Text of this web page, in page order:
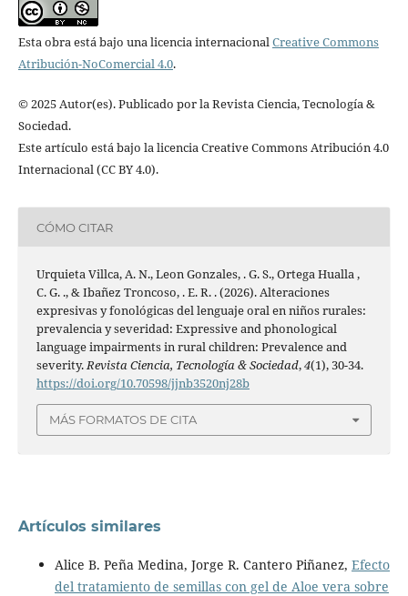
Esta obra está bajo una licencia internacionalCreative Commons
Atribución-NoComercial 4.0.
© 2025 Autor(es). Publicado por la Revista Ciencia, Tecnología &
Sociedad.
Este artículo está bajo la licencia Creative Commons Atribución 4.0
Internacional (CC BY 4.0).
CÓMO CITAR
Urquieta Villca, A. N., Leon Gonzales, . G. S., Ortega Hualla ,
C. G. ., & Ibañez Troncoso, . E. R. . (2026). Alteraciones
expresivas y fonológicas del lenguaje oral en niños rurales:
prevalencia y severidad: Expressive and phonological
language impairments in rural children: Prevalence and
severity.Revista Ciencia, Tecnología & Sociedad,4(1), 30-34.
https://doi.org/10.70598/jjnb3520nj28b
MÁS FORMATOS DE CITA
Artículos similares
Alice B. Peña Medina, Jorge R. Cantero Piñanez, Efecto
del tratamiento de semillas con gel de Aloe vera sobre